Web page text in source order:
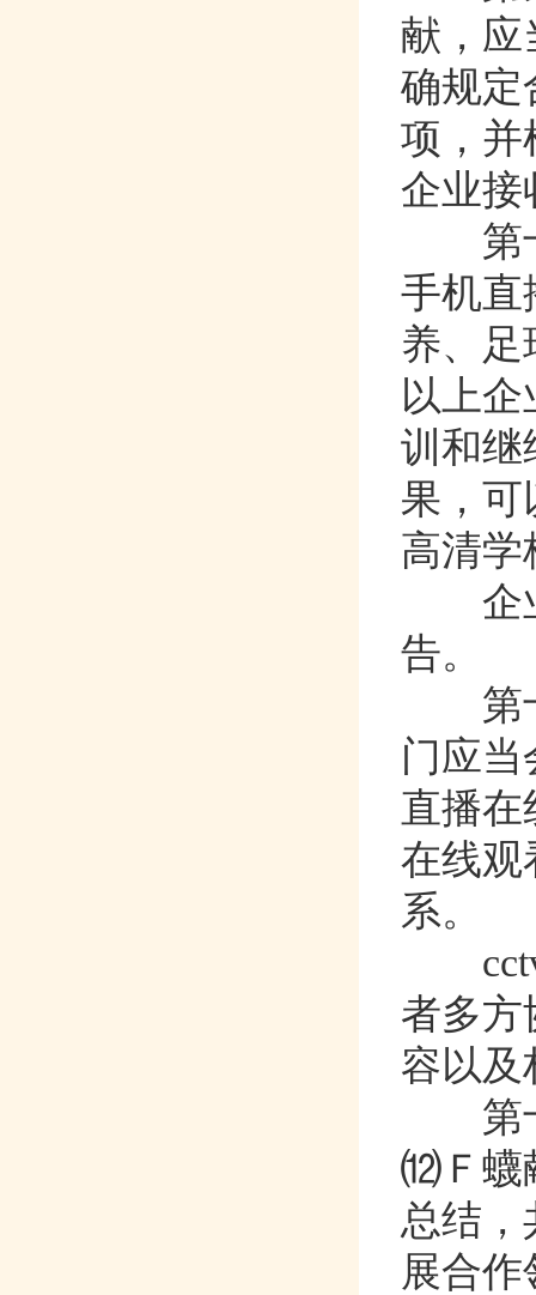
献
确规定
项
企业接
第
手机直
养
以上
训和继
果
高清学
企业
告。
第
门应当
直播在
在线观
系。
cctv5
者多方
容以及
第
⑿Ｆ蠛
总结
展合作